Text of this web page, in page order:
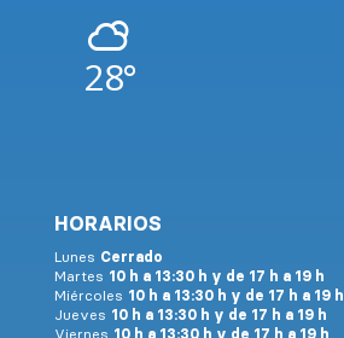
28°
HORARIOS
Lunes Cerrado
Martes 10 h a 13:30 h y de 17 h a 19 h
Miércoles 10 h a 13:30 h y de 17 h a 19 h
Jueves 10 h a 13:30 h y de 17 h a 19 h
Viernes 10 h a 13:30 h y de 17 h a 19 h